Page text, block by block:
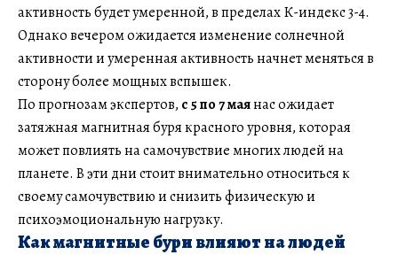
активность будет умеренной, в пределах К-индекс 3-4.
Однако вечером ожидается изменение солнечной
активности и умеренная активность начнет меняться в
сторону более мощных вспышек.
По прогнозам экспертов, с 5 по 7 маянас ожидает
затяжная магнитная буря красного уровня, которая
может повлиять на самочувствие многих людей на
планете. В эти дни стоит внимательно относиться к
своему самочувствию и снизить физическую и
психоэмоциональную нагрузку.
Как магнитные бури влияют на людей